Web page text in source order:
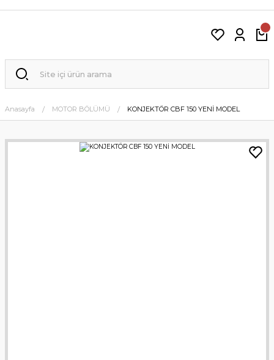
Anasayfa MOTOR BÖLÜMÜ KONJEKTÖR CBF 150 YENİ MODEL